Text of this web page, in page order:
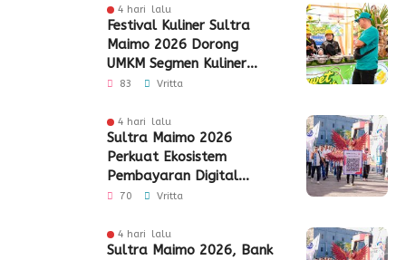
4 hari lalu
Festival Kuliner Sultra
Maimo 2026 Dorong
UMKM Segmen Kuliner
Perluas Akses Pasar
83 Vritta
4 hari lalu
Sultra Maimo 2026
Perkuat Ekosistem
Pembayaran Digital
Berbasis QRIS
70 Vritta
4 hari lalu
Sultra Maimo 2026, Bank